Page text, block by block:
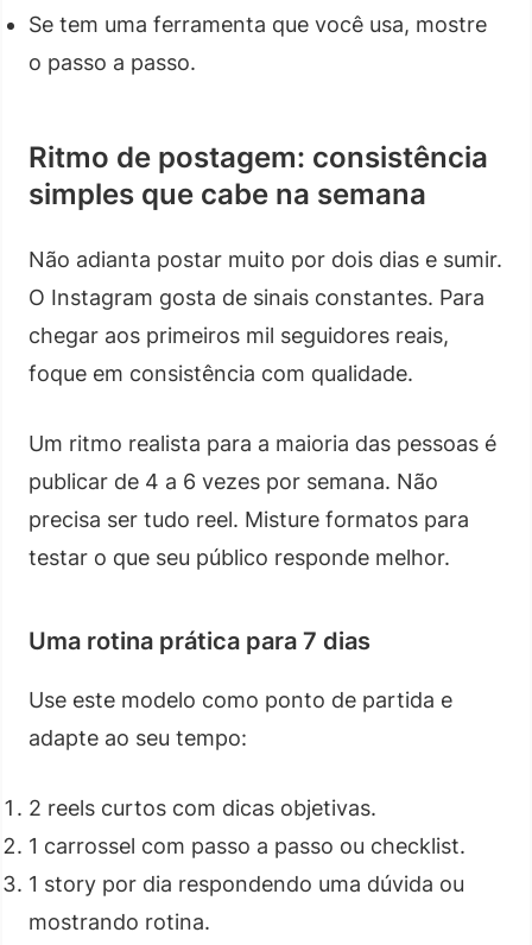
Se tem uma ferramenta que você usa, mostre
o passo a passo.
Ritmo de postagem: consistência
simples que cabe na semana
Não adianta postar muito por dois dias e sumir.
O Instagram gosta de sinais constantes. Para
chegar aos primeiros mil seguidores reais,
foque em consistência com qualidade.
Um ritmo realista para a maioria das pessoas é
publicar de 4 a 6 vezes por semana. Não
precisa ser tudo reel. Misture formatos para
testar o que seu público responde melhor.
Uma rotina prática para 7 dias
Use este modelo como ponto de partida e
adapte ao seu tempo:
2 reels curtos com dicas objetivas.
1 carrossel com passo a passo ou checklist.
1 story por dia respondendo uma dúvida ou
mostrando rotina.